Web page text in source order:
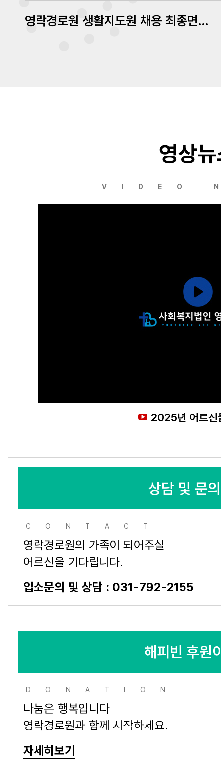
영락경로원 생활지도원 채용 최종면접 심사결과 발표
영상
VIDEO
2025년 어르신
상담 및 문
CONTACT
영락경로원의 가족이 되어주실
어르신을 기다립니다.
입소문의 및 상담 : 031-792-2155
해피빈 후원
DONATION
나눔은 행복입니다
영락경로원과 함께 시작하세요.
자세히보기